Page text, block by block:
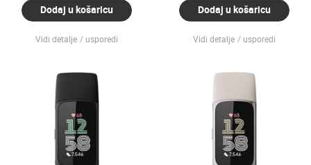
Dodaj u košaricu
Vidi detalje usporedi
Dodaj u košaricu
Vidi detalje usporedi